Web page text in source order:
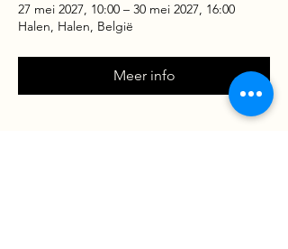
27 mei 2027, 10:00 – 30 mei 2027, 16:00
Halen, Halen, België
Meer info